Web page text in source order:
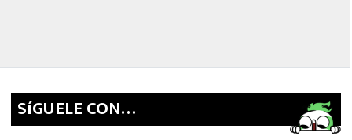
SíGUELE CON…